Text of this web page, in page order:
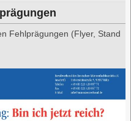
Fehlprägungen (Flyer, Stand